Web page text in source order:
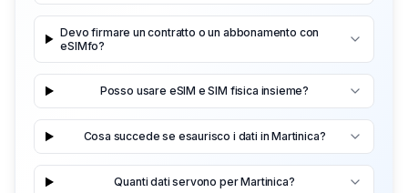
Devo firmare un contratto o un abbonamento con
eSIMfo?
Posso usare eSIM e SIM fisica insieme?
Cosa succede se esaurisco i dati in Martinica?
Quanti dati servono per Martinica?